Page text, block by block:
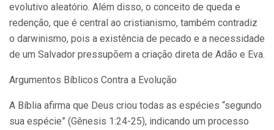
evolutivo aleatório. Além disso, o conceito de queda e
redenção, que é central ao cristianismo, também contradiz
o darwinismo, pois a existência de pecado e a necessidade
de um Salvador pressupõem a criação direta de Adão e Eva.
Argumentos Bíblicos Contra a Evolução
A Bíblia afirma que Deus criou todas as espécies “segundo
sua espécie” (Gênesis 1:24-25), indicando um processo